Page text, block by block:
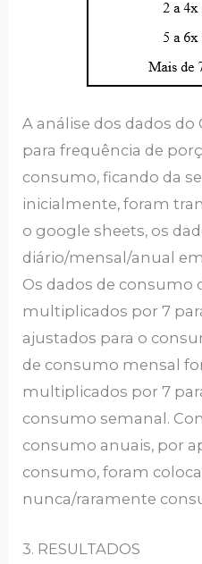
A análise dos dados do
para frequência de
consumo, ficando da
inicialmente, foram
o google sheets, os
diário/mensal/anual
Os dados de consumo
multiplicados por 7
ajustados para o
de consumo mensal
multiplicados por 7
consumo semanal.
consumo anuais, por
consumo, foram
nunca/raramente
3. RESULTADOS